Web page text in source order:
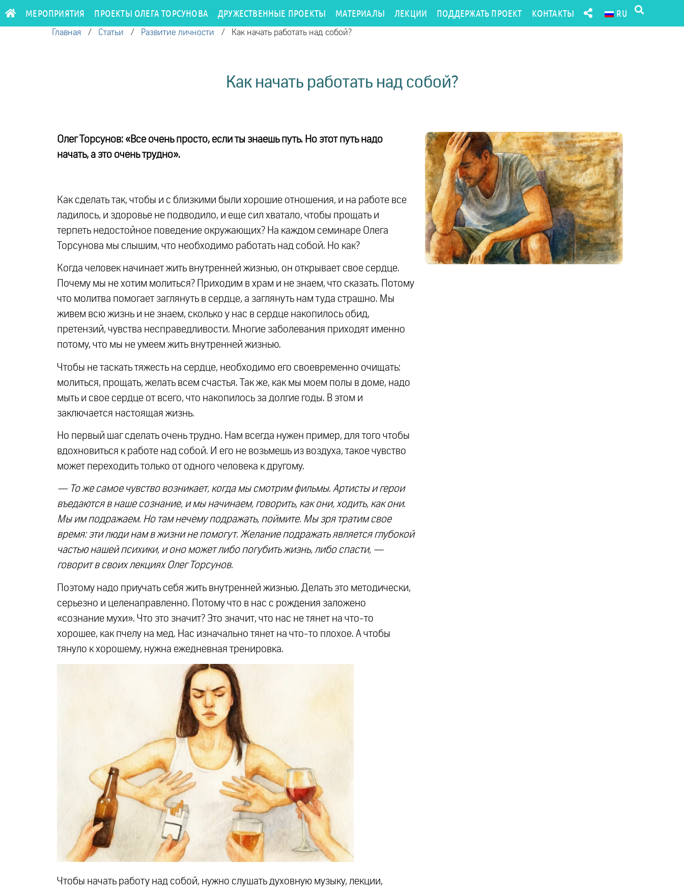
МЕРОПРИЯТИЯ ПРОЕКТЫ ОЛЕГА ТОРСУНОВА ДРУЖЕСТВЕННЫЕ ПРОЕКТЫ МАТЕРИАЛЫ ЛЕКЦИИ ПОДДЕРЖАТЬ ПРОЕКТ КОНТАКТЫ RU
Главная / Статьи / Развитие личности / Как начать работать над собой?
Как начать работать над собой?
Олег Торсунов: «Все очень просто, если ты знаешь путь. Но этот путь надо
начать, а это очень трудно».
Как сделать так, чтобы и с близкими были хорошие отношения, и на работе все
ладилось, и здоровье не подводило, и еще сил хватало, чтобы прощать и
терпеть недостойное поведение окружающих? На каждом семинаре Олега
Торсунова мы слышим, что необходимо работать над собой. Но как?
Когда человек начинает жить внутренней жизнью, он открывает свое сердце.
Почему мы не хотим молиться? Приходим в храм и не знаем, что сказать. Потому
что молитва помогает заглянуть в сердце, а заглянуть нам туда страшно. Мы
живем всю жизнь и не знаем, сколько у нас в сердце накопилось обид,
претензий, чувства несправедливости. Многие заболевания приходят именно
потому, что мы не умеем жить внутренней жизнью.
Чтобы не таскать тяжесть на сердце, необходимо его своевременно очищать:
молиться, прощать, желать всем счастья. Так же, как мы моем полы в доме, надо
мыть и свое сердце от всего, что накопилось за долгие годы. В этом и
заключается настоящая жизнь.
Но первый шаг сделать очень трудно. Нам всегда нужен пример, для того чтобы
вдохновиться к работе над собой. И его не возьмешь из воздуха, такое чувство
может переходить только от одного человека к другому.
— То же самое чувство возникает, когда мы смотрим фильмы. Артисты и герои
въедаются в наше сознание, и мы начинаем, говорить, как они, ходить, как они.
Мы им подражаем. Но там нечему подражать, поймите. Мы зря тратим свое
время: эти люди нам в жизни не помогут. Желание подражать является глубокой
частью нашей психики, и оно может либо погубить жизнь, либо спасти, —
говорит в своих лекциях Олег Торсунов.
Поэтому надо приучать себя жить внутренней жизнью. Делать это методически,
серьезно и целенаправленно. Потому что в нас с рождения заложено
«сознание мухи». Что это значит? Это значит, что нас не тянет на что-то
хорошее, как пчелу на мед. Нас изначально тянет на что-то плохое. А чтобы
тянуло к хорошему, нужна ежедневная тренировка.
Чтобы начать работу над собой, нужно слушать духовную музыку, лекции,